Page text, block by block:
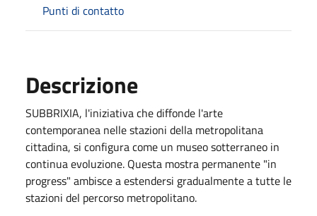
Punti di contatto
Descrizione
SUBBRIXIA, l'iniziativa che diffonde l'arte
contemporanea nelle stazioni della metropolitana
cittadina, si configura come un museo sotterraneo in
continua evoluzione. Questa mostra permanente "in
progress" ambisce a estendersi gradualmente a tutte le
stazioni del percorso metropolitano.